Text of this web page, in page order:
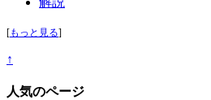
[もっと見る]
↑
人気のページ